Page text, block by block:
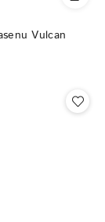
Vulcan